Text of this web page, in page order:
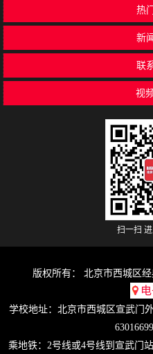
热
新
联
视
扫一扫
版权所有： 北京市西城区
学校地址：北京市西城区宣武门
乘地铁：2号线或4号线到宣武门